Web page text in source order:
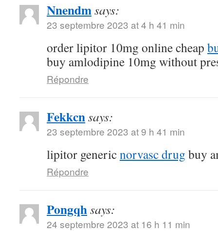
Nnendmsays:
23 septembre 2023 at 4 h 41 min
order lipitor 10mg online cheap
buy amlodipine 10mg without
Répondre
Fekkcnsays:
23 septembre 2023 at 9 h 41 min
lipitor genericnorvasc drug buy
Répondre
Pongqhsays:
24 septembre 2023 at 16 h 11 min